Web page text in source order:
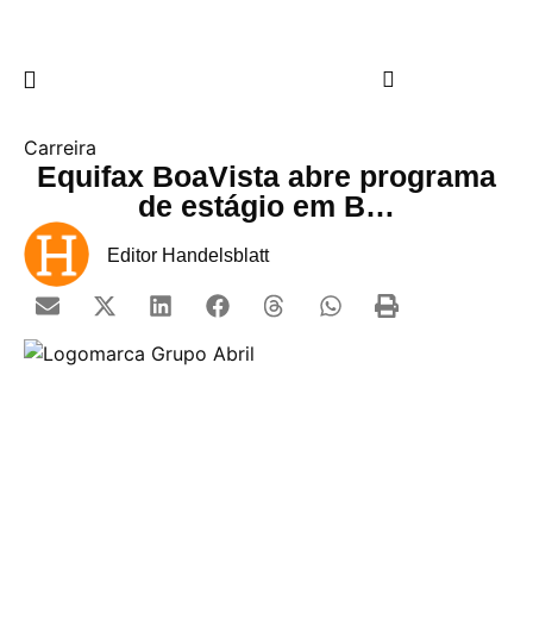
Carreira
Equifax BoaVista abre programa
de estágio em B…
Editor Handelsblatt